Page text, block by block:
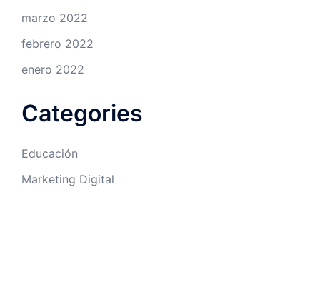
marzo 2022
febrero 2022
enero 2022
Categories
Educación
Marketing Digital